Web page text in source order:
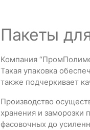
Пакеты
Компания
Такая упаковка
также подчеркивает
Производство
хранения и заморозки
фасовочных до